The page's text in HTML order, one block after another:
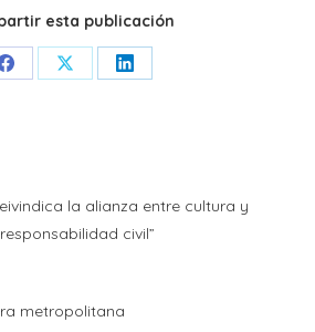
esta publicación
Share Share Share
la alianza entre cultura y
civil”
metropolitana